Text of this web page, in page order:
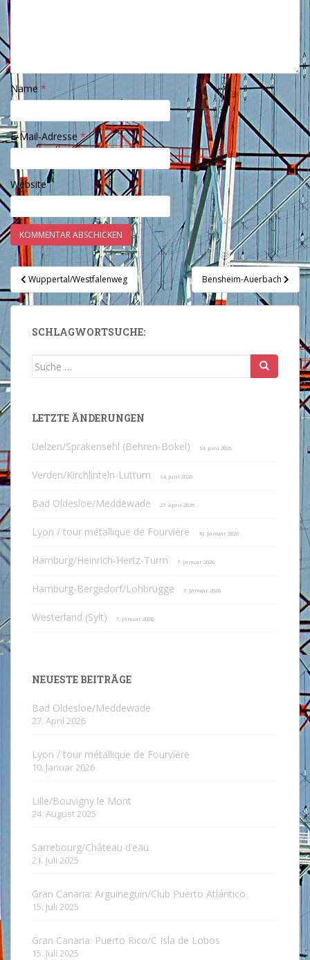
Name *
E-Mail-Adresse*
Website
Beitragsnavigation
Wuppertal/Westfalenweg Bensheim-Auerbach
SCHLAGWORTSUCHE:
Suche
LETZTE ÄNDERUNGEN
Uelzen/Sprakensehl (Behren-Bokel) 14. Juni 2026
Verden/Kirchlinteln-Luttum 14. Juni 2026
Bad Oldesloe/Meddewade 27. April 2026
Lyon / tour métallique de Fourvière 10. Januar 2026
Hamburg/Heinrich-Hertz-Turm 7. Januar 2026
Hamburg-Bergedorf/Lohbrügge 7. Januar 2026
Westerland (Sylt) 7. Januar 2026
NEUESTE BEITRÄGE
Bad Oldesloe/Meddewade
27. April 2026
Lyon / tour métallique de Fourvière
10. Januar 2026
Lille/Bouvigny le Mont
24. August 2025
Sarrebourg/Château d’eau
21. Juli 2025
Gran Canaria: Arguineguín/Club Puerto Atlántico
15. Juli 2025
Gran Canaria: Puerto Rico/C Isla de Lobos
15. Juli 2025